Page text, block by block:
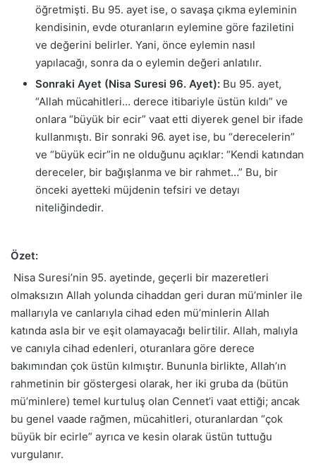
öğretmişti. Bu 95. ayet ise, o savaşa çıkma eyleminin
kendisinin, evde oturanların eylemine göre faziletini
ve değerini belirler. Yani, önce eylemin nasıl
yapılacağı, sonra da o eylemin değeri anlatılır.
Sonraki Ayet (Nisa Suresi 96. Ayet): Bu 95. ayet,
“Allah mücahitleri… derece itibariyle üstün kıldı” ve
onlara “büyük bir ecir” vaat etti diyerek genel bir ifade
kullanmıştı. Bir sonraki 96. ayet ise, bu “derecelerin”
ve “büyük ecir”in ne olduğunu açıklar: “Kendi katından
dereceler, bir bağışlanma ve bir rahmet…” Bu, bir
önceki ayetteki müjdenin tefsiri ve detayı
niteliğindedir.
Özet:
Nisa Suresi’nin 95. ayetinde, geçerli bir mazeretleri
olmaksızın Allah yolunda cihaddan geri duran mü’minler ile
mallarıyla ve canlarıyla cihad eden mü’minlerin Allah
katında asla bir ve eşit olamayacağı belirtilir. Allah, malıyla
ve canıyla cihad edenleri, oturanlara göre derece
bakımından çok üstün kılmıştır. Bununla birlikte, Allah’ın
rahmetinin bir göstergesi olarak, her iki gruba da (bütün
mü’minlere) temel kurtuluş olan Cennet’i vaat ettiği; ancak
bu genel vaade rağmen, mücahitleri, oturanlardan “çok
büyük bir ecirle” ayrıca ve kesin olarak üstün tuttuğu
vurgulanır.